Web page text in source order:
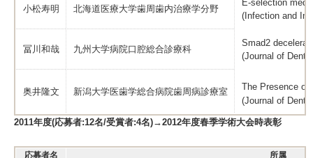
小松寿明 北海道医療大学歯周歯内治療学分野
E-selection
(Infection and
冨川和哉 九州大学病院口腔総合診療科
Smad2
(Journal of
奥井隆文 新潟大学医歯学総合病院歯周病診療室
The Presence of
(Journal of
2011年度(応募者:12名/受賞者:4名)→2012年度春季学術大会時表彰
応募者名 所属